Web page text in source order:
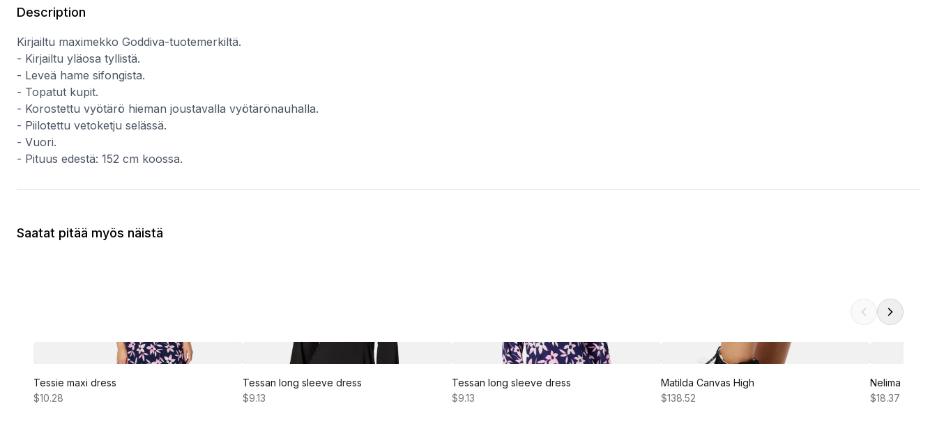
Description
Kirjailtu maximekko Goddiva-tuotemerkiltä.
- Kirjailtu yläosa tyllistä.
- Leveä hame sifongista.
- Topatut kupit.
- Korostettu vyötärö hieman joustavalla vyötärönauhalla.
- Piilotettu vetoketju selässä.
- Vuori.
- Pituus edestä: 152 cm koossa.
Saatat pitää myös näistä
Tessie maxi dress
$10.28
Tessan long sleeve dress
$9.13
Tessan long sleeve dress
$9.13
Matilda Canvas High
$138.52
Nelima Dress
$18.37